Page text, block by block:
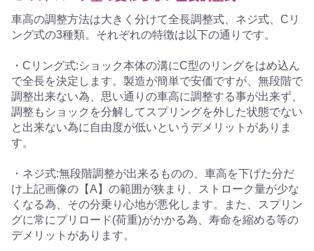
車高の調整方法は大きく分けて全長調整式、ネジ式、Cリ
ング式の3種類。それぞれの特徴は以下の通りです。
・Cリング式:ショック本体の溝にC型のリングをはめ込ん
で全長を決定します。製造が簡単で安価ですが、無段階で
調整出来ない為、思い通りの車高に調整する事が出来ず、
調整もショックを分解してスプリングを外した状態でない
と出来ない為に自由度が低いというデメリットがありま
す。
・ネジ式:無段階調整が出来るものの、車高を下げた分だ
け上記画像の【A】の範囲が狭まり、ストローク量が少な
くなる為、その分乗り心地が悪化します。また、スプリン
グに常にプリロード(荷重)がかかる為、寿命を縮める等の
デメリットがあります。